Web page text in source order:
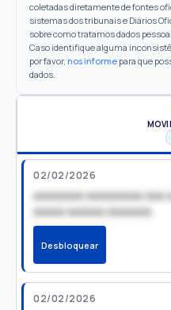
coletadas diretamente de fontes
sistemas dos tribunais e Diários
sobre como tratamos dados
Caso identifique alguma
por favor, nos informe para que
dados.
02/02/2026
xxxxxxxx xxxxxxxxx xxx
xxxxx xxxxxx xxxxxxx
Desbloquear
02/02/2026